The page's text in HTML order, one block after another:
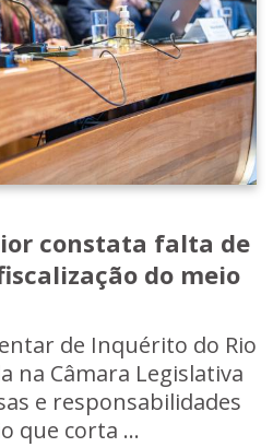
constata falta de
do meio
de Inquérito do Rio
na Câmara Legislativa
e responsabilidades
que corta ...